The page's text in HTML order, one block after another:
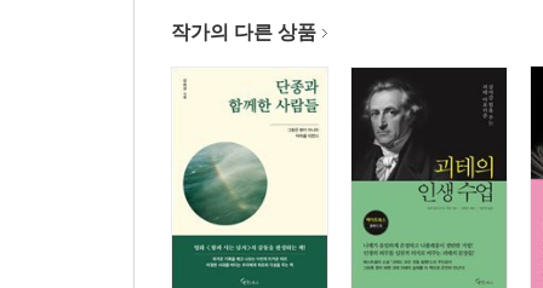
한다 / 쾌락에 굴복할 때 인간은 자발적 노예가
뿐이다 / 인간은 자기 상태조차 잘 모르는 존재다
맞는 의무를 지키는 것이 중요하다
6장 삶의 길을 묻는 인간에게 이성은 도착지가 아
늘 반복되는 자연도 때론 스스로를 어긴다 / 스
흔들린다 / 같은 자극에도 감정은 달라진다 / 제
작가의 다른 상품